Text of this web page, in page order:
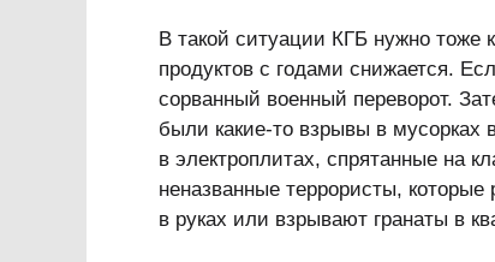
В такой ситуации КГБ нужно тоже
продуктов с годами снижается.
сорванный военный переворот.
были какие-то взрывы в мусорках
в электроплитах, спрятанные на
неназванные террористы,
в руках или взрывают гранаты в